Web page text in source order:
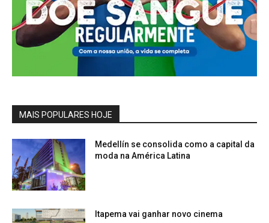
MAIS POPULARES HOJE
Medellín se consolida como a capital da
moda na América Latina
Itapema vai ganhar novo cinema